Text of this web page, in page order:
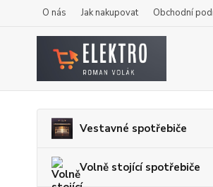
O nás Jak nakupovat Obchodní
Vestavné spotřebiče
Volně stojící spotřebiče